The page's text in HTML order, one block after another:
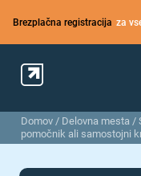
Brezplačna registracija za
Domov / Delovna mesta /
pomočnik ali samostojni